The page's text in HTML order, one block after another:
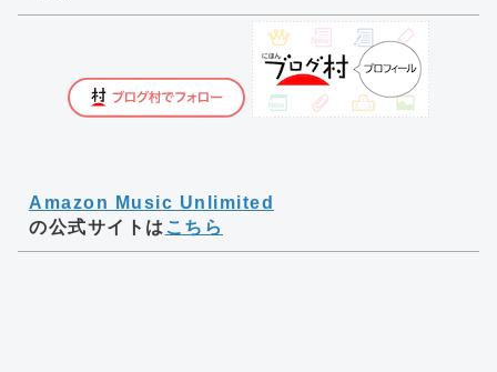
Amazon Music Unlimited
の公式サイトは こちら